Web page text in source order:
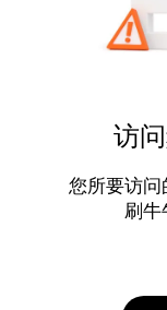
访
您所要访问
刷牛